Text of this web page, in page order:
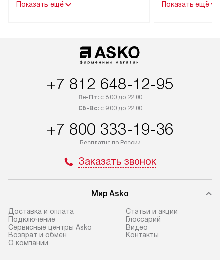
оплачивается дополнительно.
Возможна доставка товаров
Показать ещё Показать ещё
+7 812 648-12-95
Пн-Пт:с 8:00 до 22:00
Сб-Вс:с 9:00 до 22:00
+7 800 333-19-36
Бесплатно по России
Заказать звонок
Мир Asko
Доставка и оплата
Подключение
Сервисные центры Asko
Возврат и обмен
О компании
Статьи и акции
Глоссарий
Видео
Контакты